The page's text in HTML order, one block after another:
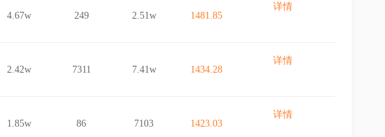
4.67w 249 2.51w 1481.85
详情
2.42w 7311 7.41w 1434.28
详情
1.85w 86 7103 1423.03
详情